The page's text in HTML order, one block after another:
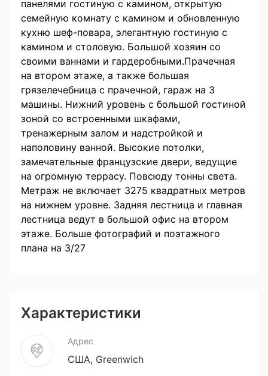
панелями гостиную с камином, открытую
семейную комнату с камином и обновленную
кухню шеф-повара, элегантную гостиную с
камином и столовую. Большой хозяин со
своими ваннами и гардеробными.Прачечная
на втором этаже, а также большая
грязелечебница с прачечной, гараж на 3
машины. Нижний уровень с большой гостиной
зоной со встроенными шкафами,
тренажерным залом и надстройкой и
наполовину ванной. Высокие потолки,
замечательные французские двери, ведущие
на огромную террасу. Повсюду тонны света.
Метраж не включает 3275 квадратных метров
на нижнем уровне. Задняя лестница и главная
лестница ведут в большой офис на втором
этаже. Больше фотографий и поэтажного
плана на 3/27
Характеристики
Адрес
США, Greenwich